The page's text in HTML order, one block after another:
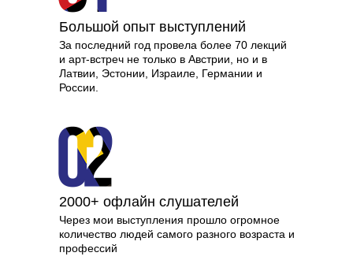
Большой опыт выступлений
2000+ офлайн слушателей
За последний год провела более 70 лекций
и арт-встреч не только в Австрии, но и в
Латвии, Эстонии, Израиле, Германии и
России.
Через мои выступления прошло огромное
количество людей самого разного возраста и
профессий